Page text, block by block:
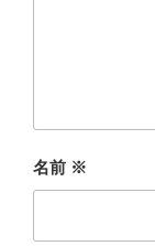
名前 ※